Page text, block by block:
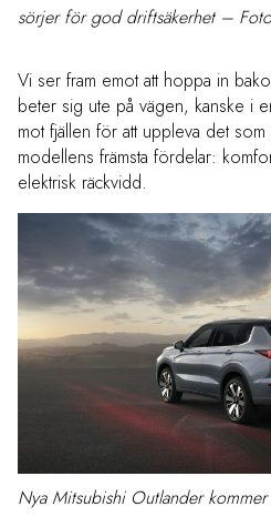
sörjer för god driftsäkerhet –
Vi ser fram emot att hoppa in
beter sig ute på vägen, kanske i
mot fjällen för att uppleva det som
modellens främsta fördelar:
elektrisk räckvidd.
Nya Mitsubishi Outlander